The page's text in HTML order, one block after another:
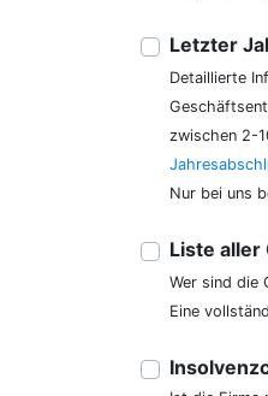
Letzter
Detaillierte
zwischen 2-
Nur bei uns
Liste aller
Wer sind die
Eine